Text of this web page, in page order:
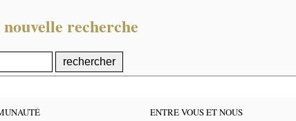
recherche
ENTRE VOUS ET NOUS